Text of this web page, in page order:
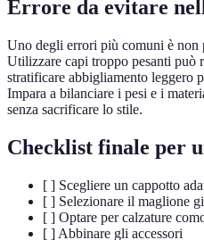
Errore da evitare
Uno degli errori più comuni è non
Utilizzare capi troppo pesanti può
stratificare abbigliamento leggero
Impara a bilanciare i pesi e i
senza sacrificare lo stile.
Checklist finale per
[ ] Scegliere un cappotto
[ ] Selezionare il maglione
[ ] Optare per calzature
[ ] Abbinare gli accessori